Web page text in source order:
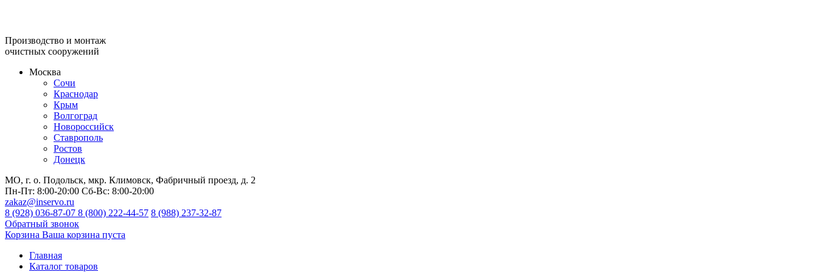
Производство и монтаж
очистных сооружений
Москва
Сочи
Краснодар
Крым
Волгоград
Новороссийск
Ставрополь
Ростов
Донецк
МО, г. о. Подольск, мкр. Климовск, Фабричный проезд, д. 2
Пн-Пт: 8:00-20:00 Сб-Вс: 8:00-20:00
zakaz@inservo.ru
8 (928) 036-87-07 8 (800) 222-44-57 8 (988) 237-32-87
Обратный звонок
Корзина Ваша корзина пуста
Главная
Каталог товаров